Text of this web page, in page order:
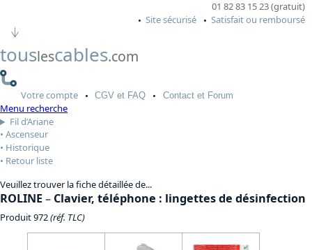
01 82 83 15 23 (gratuit)
Site sécurisé
Satisfait ou remboursé
touslescables.com
Votrecompte CGV et FAQ Contactet Forum
Menu recherche
Fil d’Ariane
Ascenseur
Historique
Retour liste
Veuillez trouver la fiche détaillée de...
ROLINE– Clavier, téléphone : lingettes de désinfection
Produit 972(réf. TLC)